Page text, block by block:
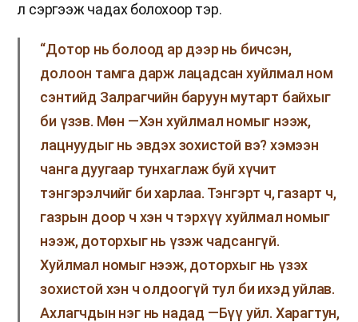
л сэргээж чадах болохоор тэр.
“Дотор нь болоод ар дээр нь бичсэн,
долоон тамга дарж лацадсан хуйлмал ном
сэнтийд Залрагчийн баруун мутарт байхыг
би үзэв. Мөн —Хэн хуйлмал номыг нээж,
лацнуудыг нь эвдэх зохистой вэ? хэмээн
чанга дуугаар тунхаглаж буй хүчит
тэнгэрэлчийг би харлаа. Тэнгэрт ч, газарт ч,
газрын доор ч хэн ч тэрхүү хуйлмал номыг
нээж, доторхыг нь үзэж чадсангүй.
Хуйлмал номыг нээж, доторхыг нь үзэх
зохистой хэн ч олдоогүй тул би ихэд уйлав.
Ахлагчдын нэг нь надад —Бүү уйл. Харагтун,